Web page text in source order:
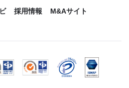
採用情報 M&Aサイト